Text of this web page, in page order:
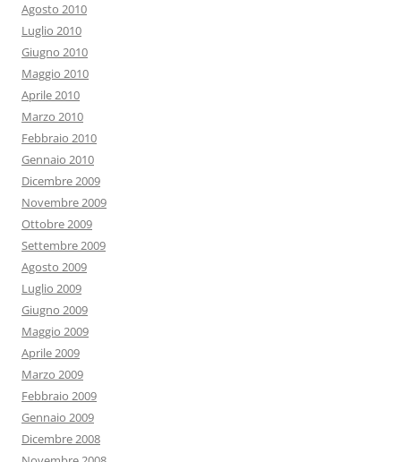
Agosto 2010
Luglio 2010
Giugno 2010
Maggio 2010
Aprile 2010
Marzo 2010
Febbraio 2010
Gennaio 2010
Dicembre 2009
Novembre 2009
Ottobre 2009
Settembre 2009
Agosto 2009
Luglio 2009
Giugno 2009
Maggio 2009
Aprile 2009
Marzo 2009
Febbraio 2009
Gennaio 2009
Dicembre 2008